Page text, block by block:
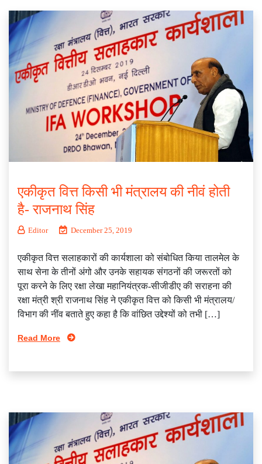
एकीकृत वित्त किसी भी मंत्रालय की नीवं होती
है- राजनाथ सिंह
Editor December 25, 2019
एकीकृत वित्त सलाहकारों की कार्यशाला को संबोधित किया तालमेल के
साथ सेना के तीनों अंगो और उनके सहायक संगठनों की जरूरतों को
पूरा करने के लिए रक्षा लेखा महानियंत्रक-सीजीडीए की सराहना की
रक्षा मंत्री श्री राजनाथ सिंह ने एकीकृत वित्त को किसी भी मंत्रालय/
विभाग की नींव बताते हुए कहा है कि वांछित उद्देश्यों को तभी […]
Read More